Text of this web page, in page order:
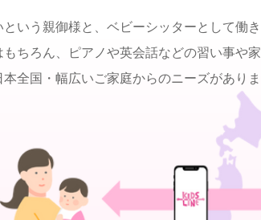
いう親御様と、ベビーシッターとして働
ちろん、ピアノや英会話などの習い事や
全国・幅広いご家庭からのニーズがありま